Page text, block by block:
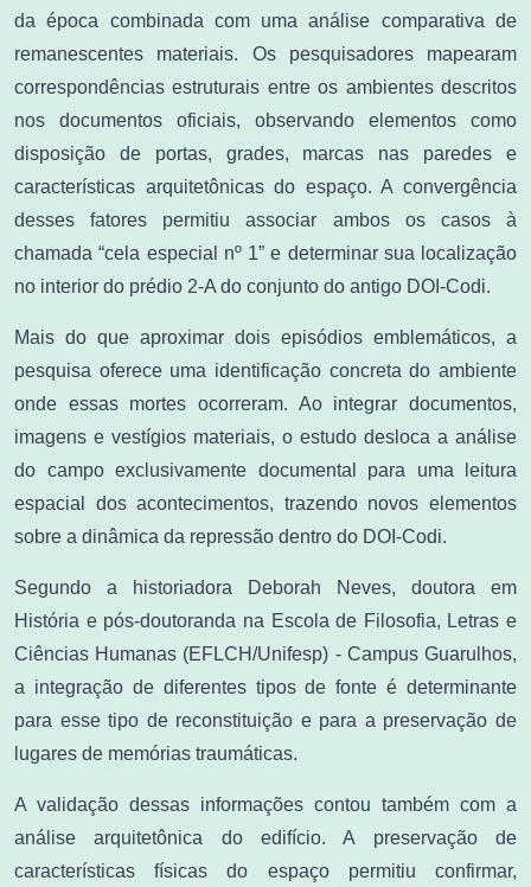
da época combinada com uma análise comparativa de
remanescentes materiais. Os pesquisadores mapearam
correspondências estruturais entre os ambientes descritos
nos documentos oficiais, observando elementos como
disposição de portas, grades, marcas nas paredes e
características arquitetônicas do espaço. A convergência
desses fatores permitiu associar ambos os casos à
chamada “cela especial nº 1” e determinar sua localização
no interior do prédio 2-A do conjunto do antigo DOI-Codi.
Mais do que aproximar dois episódios emblemáticos, a
pesquisa oferece uma identificação concreta do ambiente
onde essas mortes ocorreram. Ao integrar documentos,
imagens e vestígios materiais, o estudo desloca a análise
do campo exclusivamente documental para uma leitura
espacial dos acontecimentos, trazendo novos elementos
sobre a dinâmica da repressão dentro do DOI-Codi.
Segundo a historiadora Deborah Neves, doutora em
História e pós-doutoranda na Escola de Filosofia, Letras e
Ciências Humanas (EFLCH/Unifesp) - Campus Guarulhos,
a integração de diferentes tipos de fonte é determinante
para esse tipo de reconstituição e para a preservação de
lugares de memórias traumáticas.
A validação dessas informações contou também com a
análise arquitetônica do edifício. A preservação de
características físicas do espaço permitiu confirmar,